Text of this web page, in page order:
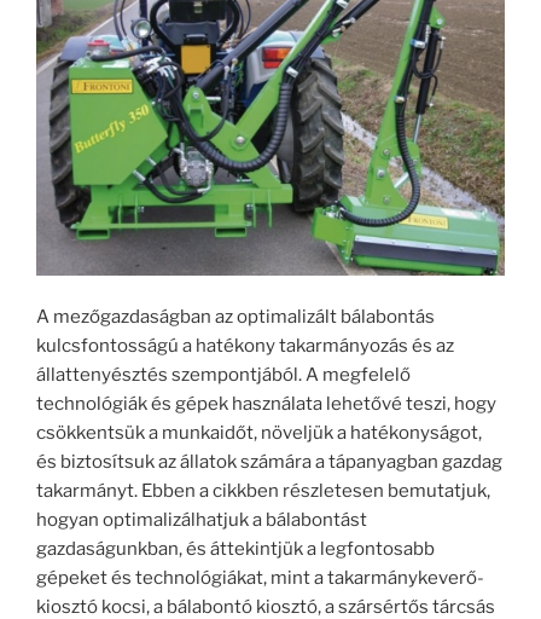
A mezőgazdaságban az optimalizált bálabontás
kulcsfontosságú a hatékony takarmányozás és az
állattenyésztés szempontjából. A megfelelő
technológiák és gépek használata lehetővé teszi, hogy
csökkentsük a munkaidőt, növeljük a hatékonyságot,
és biztosítsuk az állatok számára a tápanyagban gazdag
takarmányt. Ebben a cikkben részletesen bemutatjuk,
hogyan optimalizálhatjuk a bálabontást
gazdaságunkban, és áttekintjük a legfontosabb
gépeket és technológiákat, mint a takarmánykeverő-
kiosztó kocsi, a bálabontó kiosztó, a szársértős tárcsás